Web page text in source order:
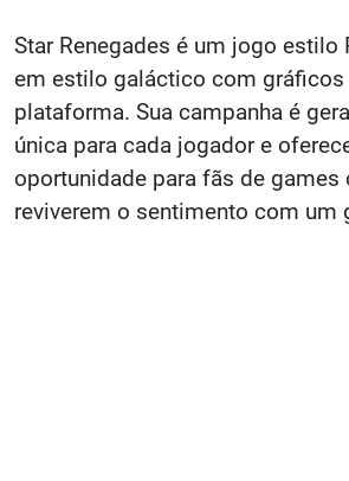
Star Renegades é um jogo estilo
em estilo galáctico com
plataforma. Sua campanha é
única para cada jogador e
oportunidade para fãs de games
reviverem o sentimento com um